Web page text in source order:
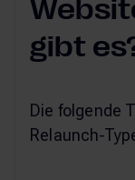
gibt
Die folgende
Relaunch-